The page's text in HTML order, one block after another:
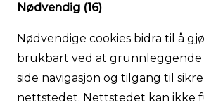
Nødvendig (16)
Nødvendige cookies bidra til å
brukbart ved at grunnleggende
side navigasjon og tilgang til
nettstedet. Nettstedet kan ikke